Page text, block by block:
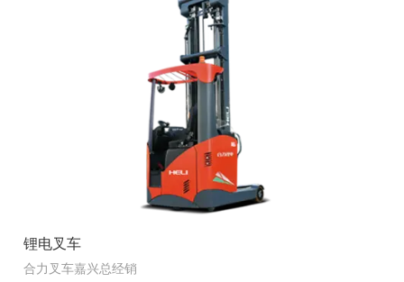
锂电叉车
合力叉车嘉兴总经销